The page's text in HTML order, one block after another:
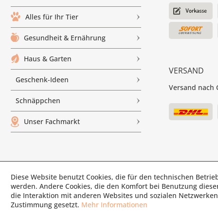
Alles für Ihr Tier
Gesundheit & Ernährung
Haus & Garten
Geschenk-Ideen
Schnäppchen
Unser Fachmarkt
VERSAND
Versand nach
©
Diese Website benutzt Cookies, die für den technischen
werden. Andere Cookies, die den Komfort bei Benutzung
die Interaktion mit anderen Websites und sozialen
Zustimmung gesetzt. Mehr Informationen